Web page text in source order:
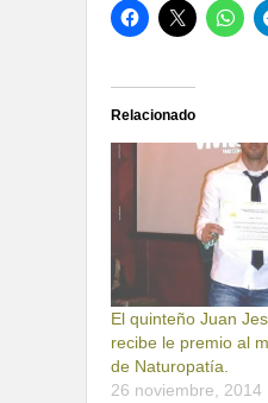
Relacionado
El quinteño Juan
recibe le premio al
de Naturopatía.
26 noviembre, 2014